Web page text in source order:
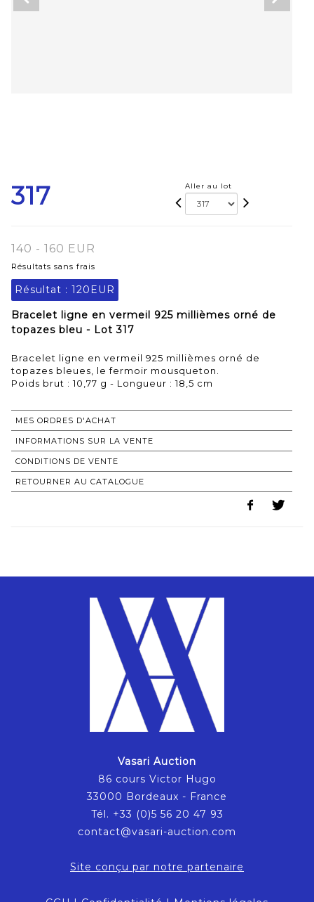
317 Aller au lot
140 - 160 EUR
Résultats sans frais
Résultat : 120EUR
Bracelet ligne en vermeil 925 millièmes orné de
topazes bleu - Lot 317
Bracelet ligne en vermeil 925 millièmes orné de
topazes bleues, le fermoir mousqueton.
Poids brut : 10,77 g - Longueur : 18,5 cm
MES ORDRES D'ACHAT
INFORMATIONS SUR LA VENTE
CONDITIONS DE VENTE
RETOURNER AU CATALOGUE
Vasari Auction
86 cours Victor Hugo
33000 Bordeaux - France
Tél. +33 (0)5 56 20 47 93
contact@vasari-auction.com
Site conçu par notre partenaire